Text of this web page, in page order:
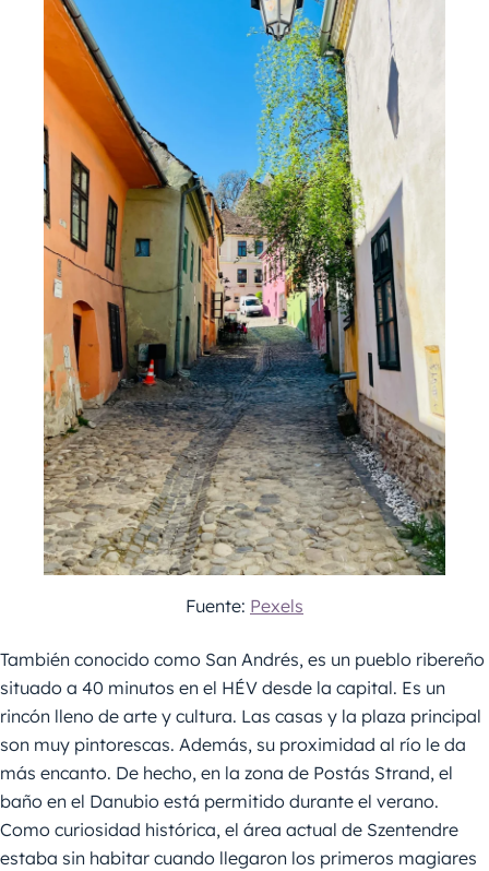
Fuente: Pexels
También conocido como San Andrés, es un pueblo ribereño
situado a 40 minutos en el HÉV desde la capital. Es un
rincón lleno de arte y cultura. Las casas y la plaza principal
son muy pintorescas. Además, su proximidad al río le da
más encanto. De hecho, en la zona de Postás Strand, el
baño en el Danubio está permitido durante el verano.
Como curiosidad histórica, el área actual de Szentendre
estaba sin habitar cuando llegaron los primeros magiares